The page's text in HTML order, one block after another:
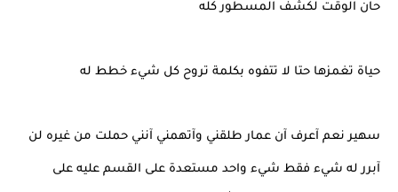
حان الوقت لكشف المسطور كله
حياة تغمزها حتا لا تتفوه بكلمة تروح كل شيء خطط له
سهير نعم آعرف آن عمار طلقني وآتهمني آنني حملت من غيره لن
آبرر له شيء فقط شيء واحد مستعدة على القسم عليه على